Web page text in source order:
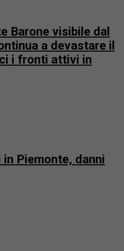
Barone visibile dal
a devastare il
i fronti attivi in
Piemonte, danni